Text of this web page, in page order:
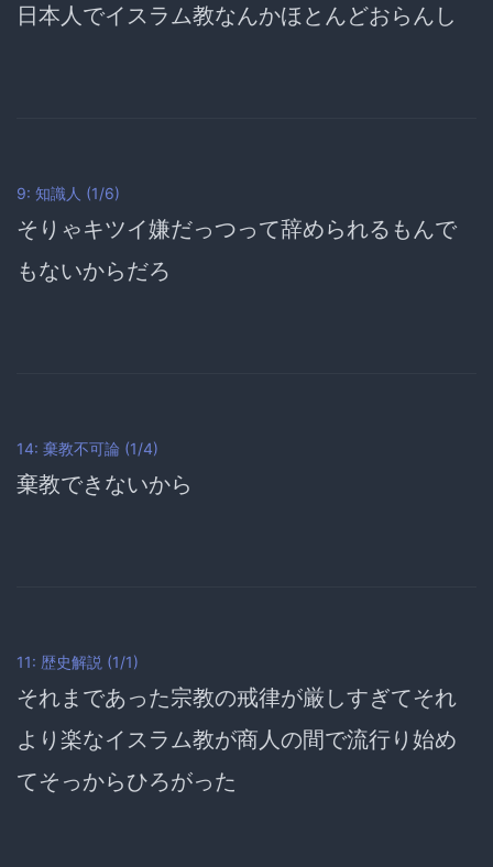
日本人でイスラム教なんかほとんどおらんし
9: 知識人 (1/6)
そりゃキツイ嫌だっつって辞められるもんで
もないからだろ
14: 棄教不可論 (1/4)
棄教できないから
11: 歴史解説 (1/1)
それまであった宗教の戒律が厳しすぎてそれ
より楽なイスラム教が商人の間で流行り始め
てそっからひろがった